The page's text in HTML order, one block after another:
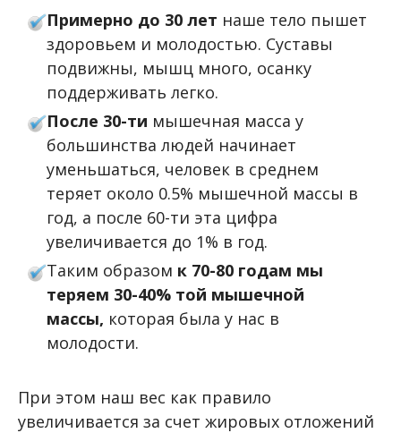
Примерно до 30 лет наше тело пышет
здоровьем и молодостью. Суставы
подвижны, мышц много, осанку
поддерживать легко.
После 30-ти мышечная масса у
большинства людей начинает
уменьшаться, человек в среднем
теряет около 0.5% мышечной массы в
год, а после 60-ти эта цифра
увеличивается до 1% в год.
Таким образом к 70-80 годам мы
теряем 30-40% той мышечной
массы, которая была у нас в
молодости.
При этом наш вес как правило
увеличивается за счет жировых отложений